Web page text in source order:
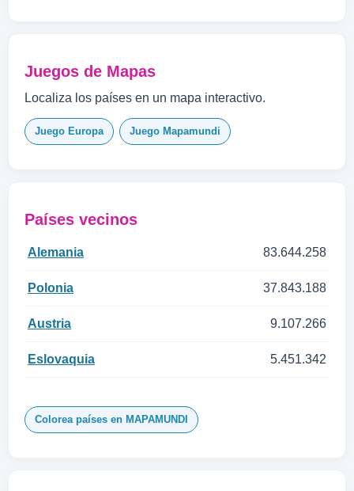
Juegos de Mapas
Localiza los países en un mapa interactivo.
Juego Europa Juego Mapamundi
Países vecinos
Alemania 83.644.258
Polonia 37.843.188
Austria 9.107.266
Eslovaquia 5.451.342
Colorea países en MAPAMUNDI